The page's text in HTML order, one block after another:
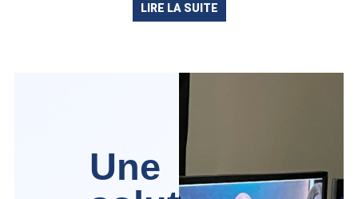
LIRE LA SUITE
Une